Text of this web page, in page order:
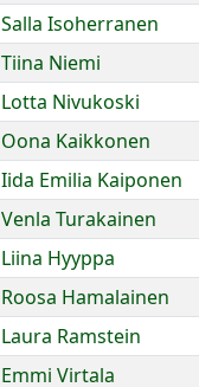
Salla Isoherranen
Tiina Niemi
Lotta Nivukoski
Oona Kaikkonen
Iida Emilia Kaiponen
Venla Turakainen
Liina Hyyppa
Roosa Hamalainen
Laura Ramstein
Emmi Virtala